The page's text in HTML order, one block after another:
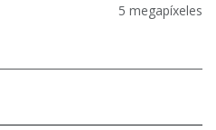
5 megapíxeles